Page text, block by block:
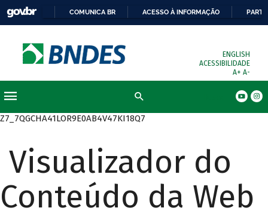
COMUNICA BR ACESSO À INFORMAÇÃO
ENGLISH
ACESSIBILIDADE
A+ A-
Z7_7QGCHA41LOR9E0AB4V47KI18Q7
Visualizador do
Conteúdo da Web